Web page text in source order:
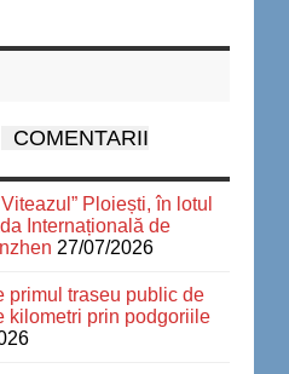
COMENTARII
Ploiești, în lotul
Internațională de
27/07/2026
primul traseu public de
kilometri prin podgoriile